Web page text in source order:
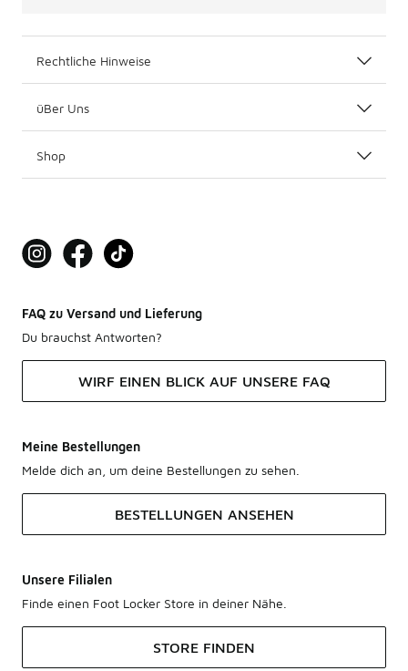
Rechtliche Hinweise
üBer Uns
Shop
FAQ zu Versand und Lieferung
Du brauchst Antworten?
WIRF EINEN BLICK AUF UNSERE FAQ
Meine Bestellungen
Melde dich an, um deine Bestellungen zu sehen.
BESTELLUNGEN ANSEHEN
Unsere Filialen
Finde einen Foot Locker Store in deiner Nähe.
STORE FINDEN